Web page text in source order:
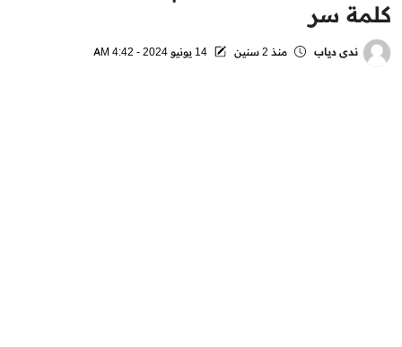
العالم
الرياضة
كلمة سر
ندى دياب منذ 2 سنين 14 يونيو 2024 - 4:42 AM